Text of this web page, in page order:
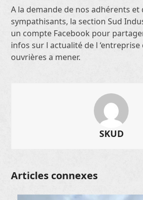
A la demande de nos adhérents et
sympathisants, la section Sud
un compte Facebook pour
infos sur l actualité de l
ouvrières a mener.
SKUD
Articles connexes